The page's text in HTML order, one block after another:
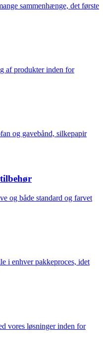
sammenhænge, det første
af produkter inden for
og gavebånd, silkepapir
og både standard og farvet
i enhver pakkeproces, idet
vores løsninger inden for